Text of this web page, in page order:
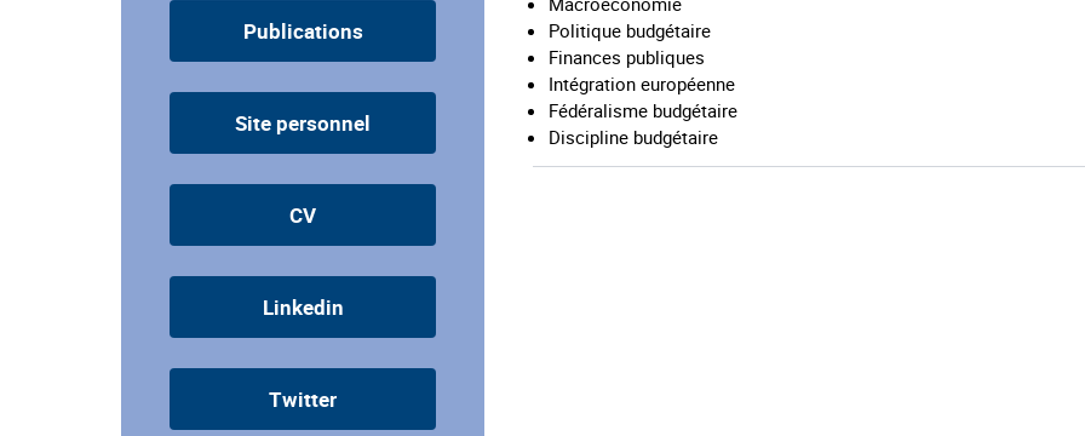
Publications
Site personnel
CV
Linkedin
Twitter
Politique budgétaire
Finances publiques
Intégration européenne
Fédéralisme budgétaire
Discipline budgétaire